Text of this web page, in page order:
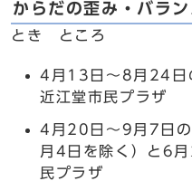
からだの歪み・バラ
とき ところ
4月13日～8月24日
近江堂市民プラザ
4月20日～9月7日
月4日を除く）と6
民プラザ